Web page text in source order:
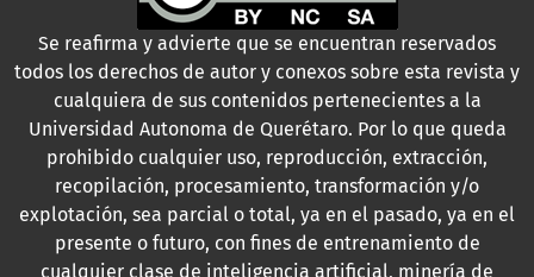
Se reafirma y advierte que se encuentran reservados
todos los derechos de autor y conexos sobre esta revista y
cualquiera de sus contenidos pertenecientes a la
Universidad Autonoma de Querétaro. Por lo que queda
prohibido cualquier uso, reproducción, extracción,
recopilación, procesamiento, transformación y/o
explotación, sea parcial o total, ya en el pasado, ya en el
presente o futuro, con fines de entrenamiento de
cualquier clase de inteligencia artificial, minería de